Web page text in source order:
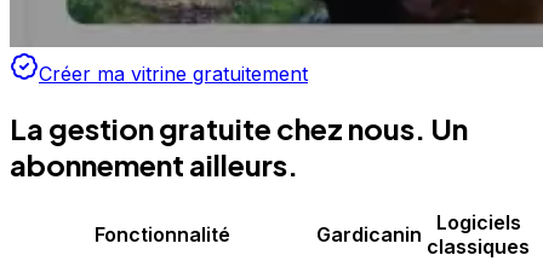
Créer ma vitrine gratuitement
La gestion gratuite chez nous. Un
abonnement ailleurs.
Fonctionnalité Gardicanin
Logiciels
classiques